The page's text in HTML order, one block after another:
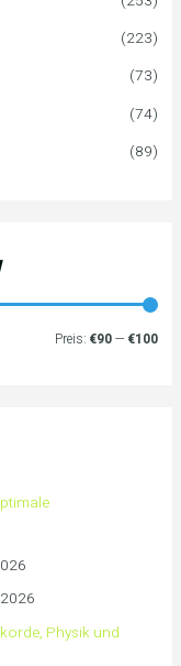
(223)
(73)
(74)
(89)
e
i
s
e
i
s
Preis: €90— €100
Physik und